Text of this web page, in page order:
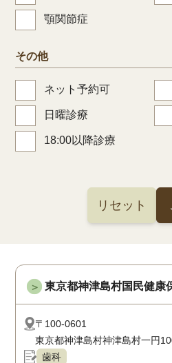
顎関節症
その他
ネット予約可
日曜診療
18:00以降診療
リセット
＞ 東京都神津島村国民健康
〒100-0601
東京都神津島村神津島村一円
歯科